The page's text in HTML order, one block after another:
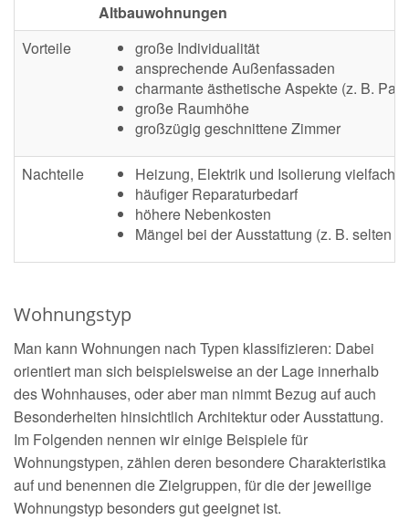
Altbauwohnungen
Vorteile
große Individualität
ansprechende Außenfassaden
charmante ästhetische Aspekte (z. B.
große Raumhöhe
großzügig geschnittene Zimmer
Nachteile
Heizung, Elektrik und Isolierung vielfach
häufiger Reparaturbedarf
höhere Nebenkosten
Mängel bei der Ausstattung (z. B. selten
Wohnungstyp
Man kann Wohnungen nach Typen klassifizieren: Dabei
orientiert man sich beispielsweise an der Lage innerhalb
des Wohnhauses, oder aber man nimmt Bezug auf auch
Besonderheiten hinsichtlich Architektur oder Ausstattung.
Im Folgenden nennen wir einige Beispiele für
Wohnungstypen, zählen deren besondere Charakteristika
auf und benennen die Zielgruppen, für die der jeweilige
Wohnungstyp besonders gut geeignet ist.